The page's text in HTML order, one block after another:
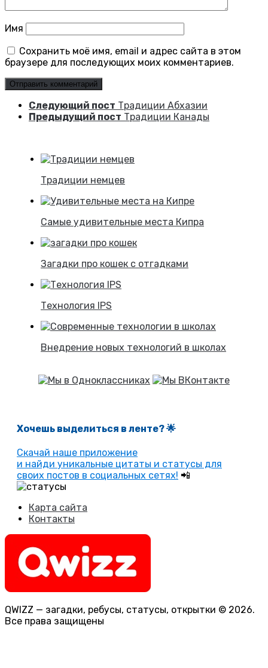
Имя
Сохранить моё имя, email и адрес сайта в этом
браузере для последующих моих комментариев.
Следующий пост Традиции Абхазии
Предыдущий пост Традиции Канады
Традиции немцев
Самые удивительные места Кипра
Загадки про кошек с отгадками
Технология IPS
Внедрение новых технологий в школах
Хочешь выделиться в ленте? 🌟
Скачай наше приложение
и найди уникальные цитаты и статусы для
своих постов в социальных сетях! 📲
Карта сайта
Контакты
QWIZZ — загадки, ребусы, статусы, открытки © 2026.
Все права защищены